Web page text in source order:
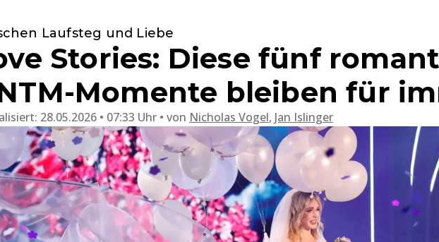
Laufsteg und Liebe
Stories: Diese fünf
Momente bleiben für
28.05.2026 • 07:33 Uhr von Nicholas Vogel, Jan Islinger